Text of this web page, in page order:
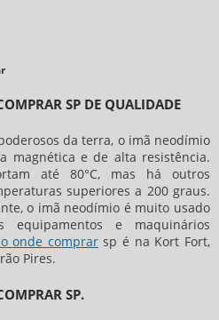
SP DE QUALIDADE
da terra, o imã neodímio
magnética e de alta resistência.
até 80°C, mas há outros
superiores a 200 graus.
o imã neodímio é muito usado
equipamentos e maquinários
onde comprarsp é na Kort Fort,
Pires.
SP.